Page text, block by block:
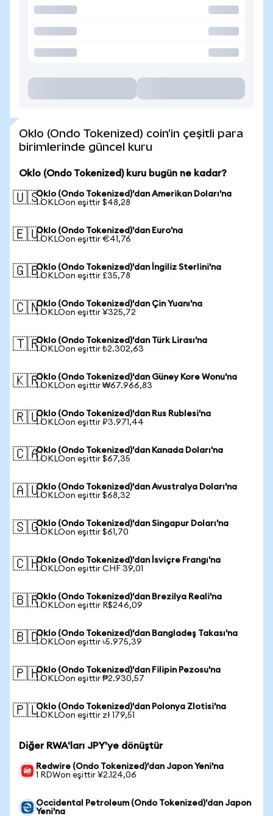
Oklo (Ondo Tokenized) coin'in çeşitli para
birimlerinde güncel kuru
Oklo (Ondo Tokenized) kuru bugün ne kadar?
🇺🇸Oklo (Ondo Tokenized)'dan Amerikan Doları'na
1 OKLOon eşittir $48,28
🇪🇺Oklo (Ondo Tokenized)'dan Euro'na
1 OKLOon eşittir €41,76
🇬🇧Oklo (Ondo Tokenized)'dan İngiliz Sterlini'na
1 OKLOon eşittir £35,78
🇨🇳Oklo (Ondo Tokenized)'dan Çin Yuanı'na
1 OKLOon eşittir ¥325,72
🇹🇷Oklo (Ondo Tokenized)'dan Türk Lirası'na
1 OKLOon eşittir ₺2.302,63
🇰🇷Oklo (Ondo Tokenized)'dan Güney Kore Wonu'na
1 OKLOon eşittir ₩67.966,83
🇷🇺Oklo (Ondo Tokenized)'dan Rus Rublesi'na
1 OKLOon eşittir ₽3.971,44
🇨🇦Oklo (Ondo Tokenized)'dan Kanada Doları'na
1 OKLOon eşittir $67,35
🇦🇺Oklo (Ondo Tokenized)'dan Avustralya Doları'na
1 OKLOon eşittir $68,32
🇸🇬Oklo (Ondo Tokenized)'dan Singapur Doları'na
1 OKLOon eşittir $61,70
🇨🇭Oklo (Ondo Tokenized)'dan İsviçre Frangı'na
1 OKLOon eşittir CHF 39,01
🇧🇷Oklo (Ondo Tokenized)'dan Brezilya Reali'na
1 OKLOon eşittir R$246,09
🇧🇩Oklo (Ondo Tokenized)'dan Bangladeş Takası'na
1 OKLOon eşittir ৳5.975,39
🇵🇭Oklo (Ondo Tokenized)'dan Filipin Pezosu'na
1 OKLOon eşittir ₱2.930,57
🇵🇱Oklo (Ondo Tokenized)'dan Polonya Zlotisi'na
1 OKLOon eşittir zł 179,51
Diğer RWA'ları JPY'ye dönüştür
Redwire (Ondo Tokenized)'dan Japon Yeni'na
1 RDWon eşittir ¥2.124,06
Occidental Petroleum (Ondo Tokenized)'dan Japon
Yeni'na